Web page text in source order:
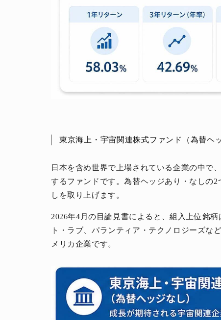
東京海上・宇宙関連株式ファンド（為替ヘ
日本を含め世界で上場されている企業の中で
するファンドです。為替ヘッジあり・なしの
しを取り上げます。
2026年4月の目論見書によると、組入上位銘
ト・ラブ、パランティア・テクノロジーズな
メリカ企業です。